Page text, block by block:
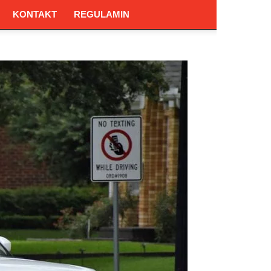
KONTAKT REGULAMIN